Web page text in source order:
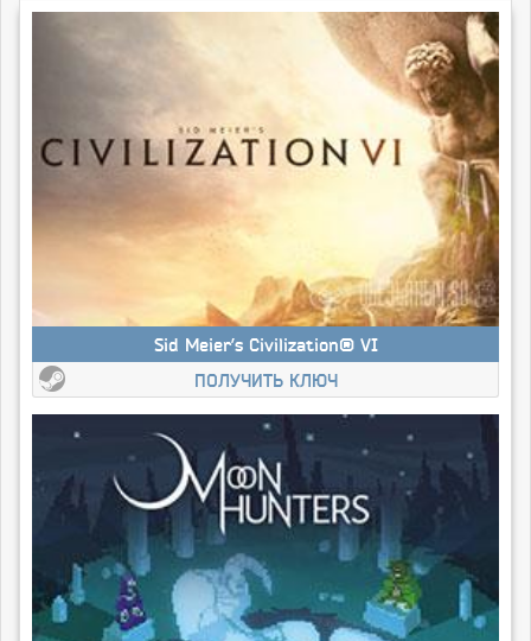
Sid Meier’s Civilization® VI
ПОЛУЧИТЬ КЛЮЧ